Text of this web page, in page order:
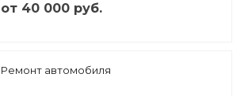
от 40 000 руб.
Ремонт автомобиля